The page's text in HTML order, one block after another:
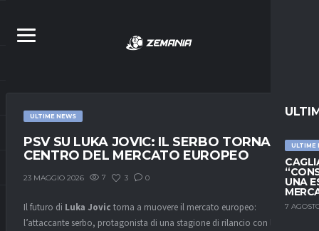
ULTIME
UNA
7
ULTIME NEWS
PSV SU LUKA JOVIC: IL SERBO TORNA AL
CENTRO DEL MERCATO EUROPEO
23 MAGGIO 2026 7 3 0
Il futuro di Luka Jovic torna a muovere il mercato europeo:
l’attaccante serbo, protagonista di una stagione di rilancio con la